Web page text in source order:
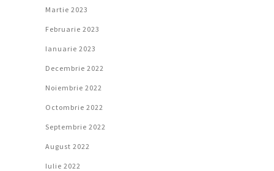
Martie 2023
Februarie 2023
Ianuarie 2023
Decembrie 2022
Noiembrie 2022
Octombrie 2022
Septembrie 2022
August 2022
Iulie 2022